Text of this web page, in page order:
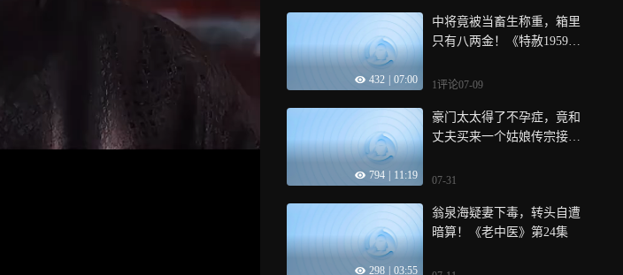
432 07:00
中将竟被当畜生称重，箱里
只有八两金！《特赦1959》
1评论07-09
794 11:19
豪门太太得了不孕症，竟和
丈夫买来一个姑娘传宗接代|
07-31
298 03:55
翁泉海疑妻下毒，转头自遭
暗算！《老中医》第24集